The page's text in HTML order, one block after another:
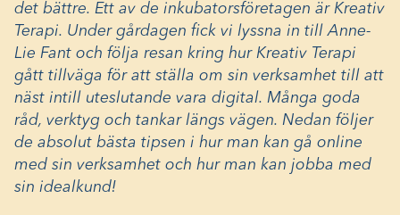
det bättre. Ett av de inkubatorsföretagen är Kreativ
Terapi. Under gårdagen fick vi lyssna in till Anne-
Lie Fant och följa resan kring hur Kreativ Terapi
gått tillväga för att ställa om sin verksamhet till att
näst intill uteslutande vara digital. Många goda
råd, verktyg och tankar längs vägen. Nedan följer
de absolut bästa tipsen i hur man kan gå online
med sin verksamhet och hur man kan jobba med
sin idealkund!